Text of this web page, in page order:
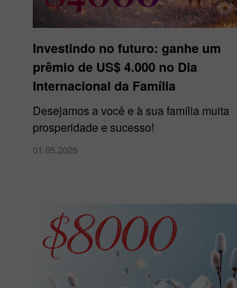
Investindo no futuro: ganhe um
prêmio de US$ 4.000 no Dia
Internacional da Família
Desejamos a você e à sua família muita
prosperidade e sucesso!
01.05.2026